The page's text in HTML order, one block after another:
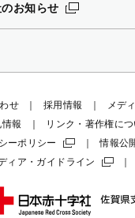
お知らせ
せ 採用情報
メデ
情報
リンク・著作権に
ーポリシー
情報公
ィア・ガイドライン